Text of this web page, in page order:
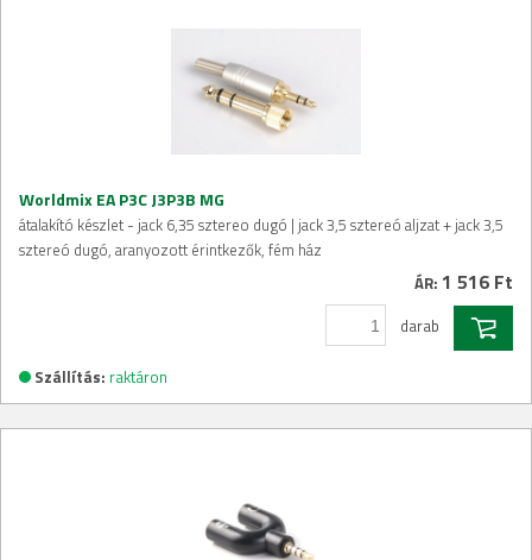
Worldmix EA P3C J3P3B MG
átalakító készlet - jack 6,35 sztereo dugó | jack 3,5 sztereó aljzat + jack 3,5
sztereó dugó, aranyozott érintkezők, fém ház
ÁR: 1 516 Ft
darab
Szállítás: raktáron